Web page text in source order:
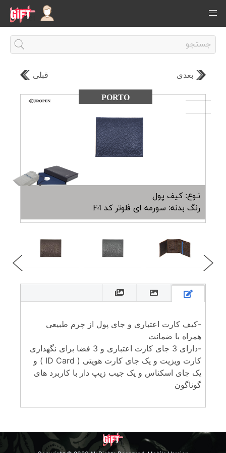
قبلی بعدی
PORTO
نـوع: کیف پول
رنگ بدنه: سورمه ای فلوتر کد F4
-کیف کارت اعتباری و جای پول از چرم طبیعی
همراه با ضمانت
-دارای 3 جای کارت اعتباری و 3 فضا برای نگهداری
کارت ویزیت و یک جای کارت هویتی ( ID Card ) و
یک جای اسکناس و یک جیب زیپ دار با کاربرد های
گوناگون